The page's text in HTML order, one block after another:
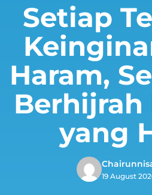
Setiap
Haram,
Berhijrah
yang
19 August